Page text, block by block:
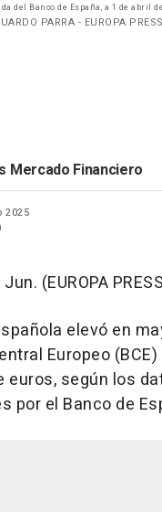
del Banco de España, a 1 de abril
PARRA - EUROPA
Mercado Financiero
2025
(EUROPA
elevó en
Europeo
euros, según los
por el Banco de